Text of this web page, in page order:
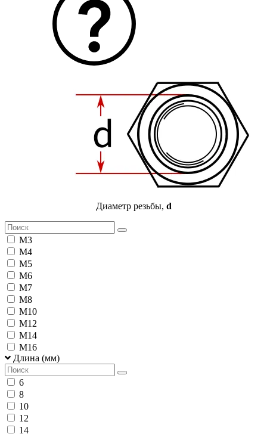
Диаметр резьбы, d
М3
М4
М5
М6
М7
М8
М10
М12
М14
М16
Длина (мм)
6
8
10
12
14